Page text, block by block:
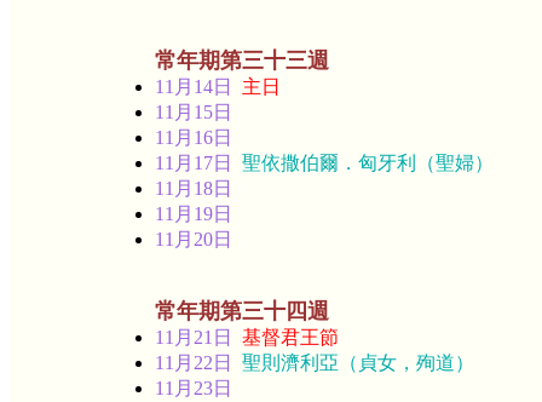
常年期第三十三週
11月14日
主日
11月15日
11月16日
11月17日 聖依撒伯爾．匈牙利（聖婦）
11月18日
11月19日
11月20日
常年期第三十四週
11月21日
基督君王節
11月22日 聖則濟利亞（貞女，殉道）
11月23日